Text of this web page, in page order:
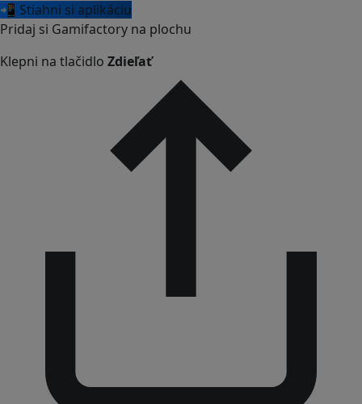
📲 Stiahni si aplikáciu
Pridaj si Gamifactory na plochu
Klepni na tlačidlo Zdieľať